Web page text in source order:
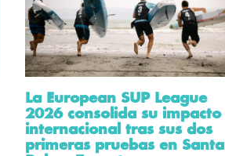
La European SUP League
2026 consolida su impacto
internacional tras sus dos
primeras pruebas en Santa